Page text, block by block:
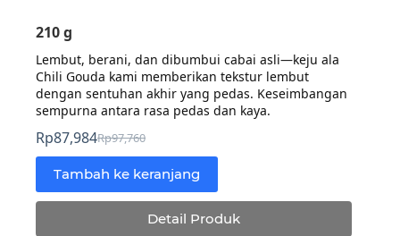
210 g
Lembut, berani, dan dibumbui cabai asli—keju ala
Chili Gouda kami memberikan tekstur lembut
dengan sentuhan akhir yang pedas. Keseimbangan
sempurna antara rasa pedas dan kaya.
Rp97,760
Harga
aslinya
adalah:
Rp97,760.
Rp87,984Harga
saat
ini
adalah:
Rp87,984.
Tambah ke keranjang
Detail Produk